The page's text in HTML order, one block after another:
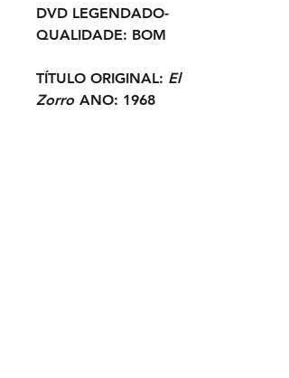
DVD LEGENDADO-
QUALIDADE: BOM
TÍTULO ORIGINAL: El
Zorro ANO: 1968